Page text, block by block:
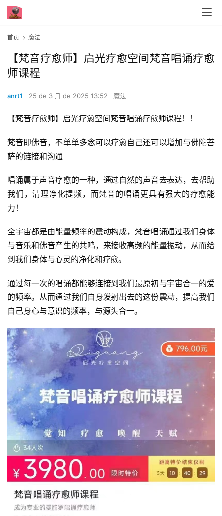
首页 魔法
【梵音疗愈师】启光疗愈空间梵音唱诵疗愈
师课程
anrt1 25 de 3 月 de 2025 13:52 魔法
【梵音疗愈师】启光疗愈空间梵音唱诵疗愈师课程！！
梵音即佛音，不单单多念可以疗愈自己还可以增加与佛陀菩
萨的链接和沟通
唱诵属于声音疗愈的一种，通过自然的声音去表达，去帮助
我们，清理净化提频，而梵音的唱诵更具有强大的疗愈能
力！
全宇宙都是由能量频率的震动构成，梵音唱诵通过我们身体
与音乐和佛音产生的共鸣，来接收高频的能量振动，从而给
到我们身体与心灵的净化和疗愈。
通过每一次的唱诵都能够连接到我们最原初与宇宙合一的爱
的频率。从而通过我们自身发射出去的这份震动，提高我们
自己身心与意识的频率，与源头合一。